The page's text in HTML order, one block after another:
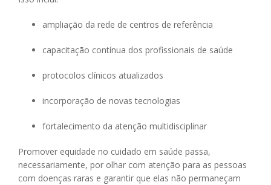
ampliação da rede de centros de referência
capacitação contínua dos profissionais de saúde
protocolos clínicos atualizados
incorporação de novas tecnologias
fortalecimento da atenção multidisciplinar
Promover equidade no cuidado em saúde passa,
necessariamente, por olhar com atenção para as pessoas
com doenças raras e garantir que elas não permaneçam